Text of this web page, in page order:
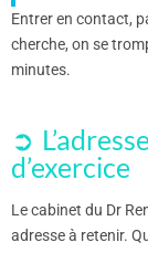
Entrer en contact,
cherche, on se
minutes.
d’exercice
Le cabinet du Dr
adresse à retenir.